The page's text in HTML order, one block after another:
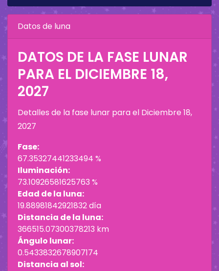
Datos de luna
DATOS DE LA FASE LUNAR
PARA EL DICIEMBRE 18,
2027
Detalles de la fase lunar para el Diciembre 18,
2027
Fase:
67.35327441233494 %
Iluminación:
73.10926581625763 %
Edad de la luna:
19.88981842921832 día
Distancia de la luna:
366515.07300378213 km
Ángulo lunar:
0.5433832678907174
Distancia al sol: